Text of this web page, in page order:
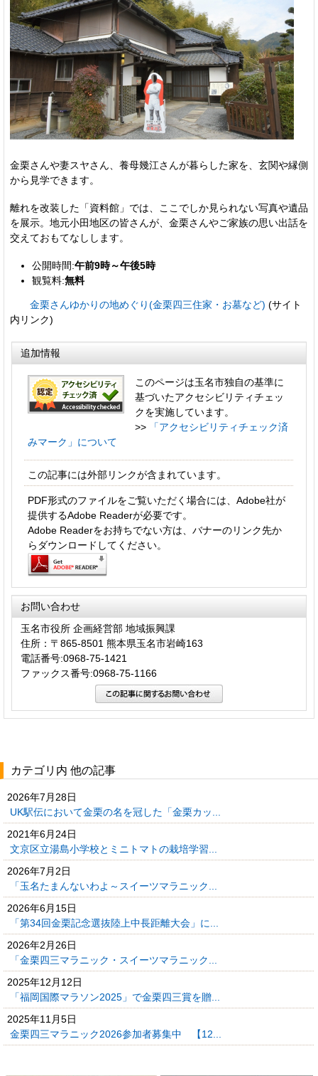
金栗さんや妻スヤさん、養母幾江さんが暮らした家を、玄関や縁側
から見学できます。
離れを改装した「資料館」では、ここでしか見られない写真や遺品
を展示。地元小田地区の皆さんが、金栗さんやご家族の思い出話を
交えておもてなしします。
公開時間:午前9時～午後5時
観覧料:無料
金栗さんゆかりの地めぐり(金栗四三住家・お墓など) (サイト
内リンク)
追加情報
このページは玉名市独自の基準に
基づいたアクセシビリティチェッ
クを実施しています。
>>
「アクセシビリティチェック済
みマーク」について
この記事には外部リンクが含まれています。
PDF形式のファイルをご覧いただく場合には、Adobe社が
提供するAdobe Readerが必要です。
Adobe Readerをお持ちでない方は、バナーのリンク先か
らダウンロードしてください。
お問い合わせ
玉名市役所 企画経営部 地域振興課
住所：〒865-8501 熊本県玉名市岩崎163
電話番号:0968-75-1421
ファックス番号:0968-75-1166
カテゴリ内 他の記事
2026年7月28日
UK駅伝において金栗の名を冠した「金栗カッ...
2021年6月24日
文京区立湯島小学校とミニトマトの栽培学習...
2026年7月2日
「玉名たまんないわよ～スイーツマラニック...
2026年6月15日
「第34回金栗記念選抜陸上中長距離大会」に...
2026年2月26日
「金栗四三マラニック・スイーツマラニック...
2025年12月12日
「福岡国際マラソン2025」で金栗四三賞を贈...
2025年11月5日
金栗四三マラニック2026参加者募集中 【12...